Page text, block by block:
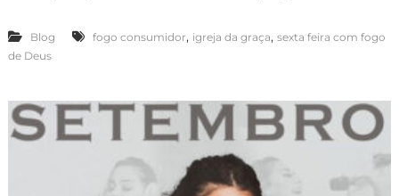
Blog fogo consumidor, igreja da graça, sexta feira com fogo
de Deus